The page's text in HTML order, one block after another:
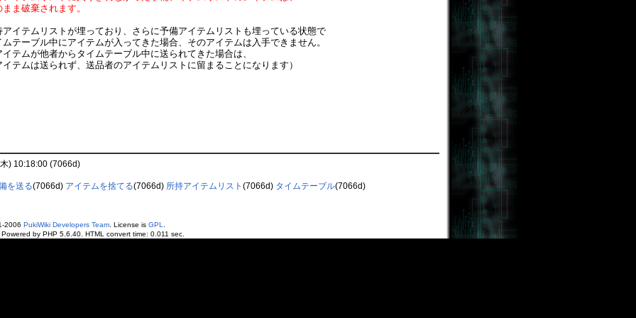
まま破棄されます。
アイテムリストが埋っており、さらに予備アイテムリストも埋っている状態で
ムテーブル中にアイテムが入ってきた場合、そのアイテムは入手できません。
イテムが他者からタイムテーブル中に送られてきた場合は、
テムは送られず、送品者のアイテムリストに留まることになります）
) 10:18:00 (7066d)
を送る(7066d) アイテムを捨てる(7066d) 所持アイテムリスト (7066d) タイムテーブル(7066d)
2006 PukiWiki Developers Team . License is GPL
Powered by PHP 5.6.40. HTML convert time: 0.011 sec.